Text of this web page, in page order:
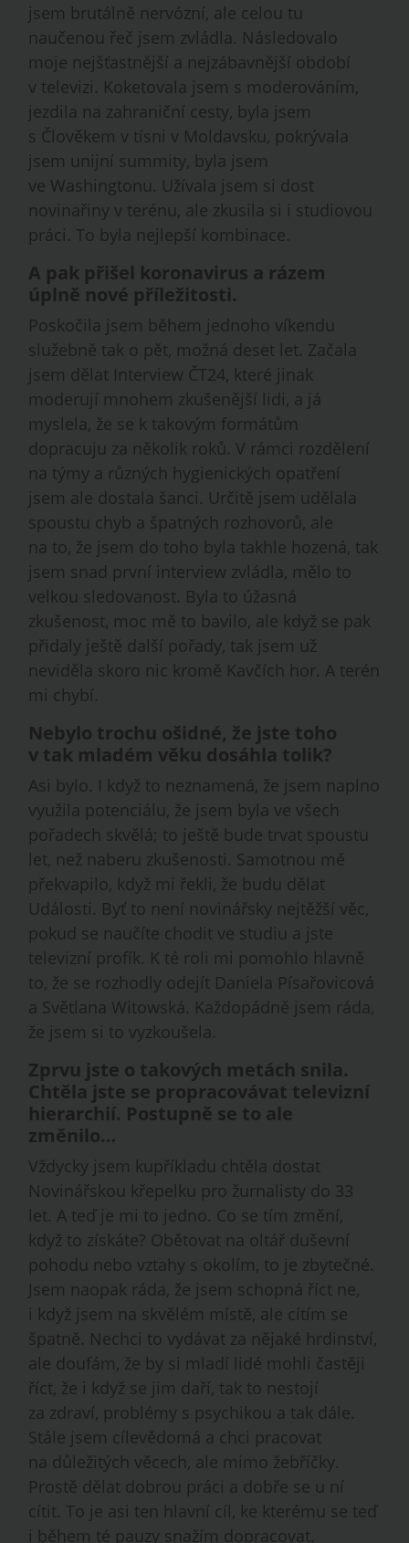
jsem brutálně nervózní, ale celou tu
naučenou řeč jsem zvládla. Následovalo
moje nejšťastnější a nejzábavnější období
v televizi. Koketovala jsem s moderováním,
jezdila na zahraniční cesty, byla jsem
s Člověkem v tísni v Moldavsku, pokrývala
jsem unijní summity, byla jsem
ve Washingtonu. Užívala jsem si dost
novinařiny v terénu, ale zkusila si i studiovou
práci. To byla nejlepší kombinace.
A pak přišel koronavirus a rázem
úplně nové příležitosti.
Poskočila jsem během jednoho víkendu
služebně tak o pět, možná deset let. Začala
jsem dělat Interview ČT24, které jinak
moderují mnohem zkušenější lidi, a já
myslela, že se k takovým formátům
dopracuju za několik roků. V rámci rozdělení
na týmy a různých hygienických opatření
jsem ale dostala šanci. Určitě jsem udělala
spoustu chyb a špatných rozhovorů, ale
na to, že jsem do toho byla takhle hozená, tak
jsem snad první interview zvládla, mělo to
velkou sledovanost. Byla to úžasná
zkušenost, moc mě to bavilo, ale když se pak
přidaly ještě další pořady, tak jsem už
neviděla skoro nic kromě Kavčích hor. A terén
mi chybí.
Nebylo trochu ošidné, že jste toho
v tak mladém věku dosáhla tolik?
Asi bylo. I když to neznamená, že jsem naplno
využila poten­ciálu, že jsem byla ve všech
pořadech skvělá; to ještě bude trvat spoustu
let, než naberu zkušenosti. Samotnou mě
překvapilo, když mi řekli, že budu dělat
Události. Byť to není novinářsky nejtěžší věc,
pokud se naučíte chodit ve studiu a jste
televizní profík. K té roli mi pomohlo hlavně
to, že se rozhodly odejít Daniela Písařovicová
a Světlana Witowská. Každopádně jsem ráda,
že jsem si to vyzkoušela.
Zprvu jste o takových metách snila.
Chtěla jste se propracovávat televizní
hierarchií. Postupně se to ale
změnilo…
Vždycky jsem kupříkladu chtěla dostat
Novinářskou křepelku pro žurnalisty do 33
let. A teď je mi to jedno. Co se tím změní,
když to získáte? Obětovat na oltář duševní
pohodu nebo vztahy s okolím, to je zbytečné.
Jsem naopak ráda, že jsem schopná říct ne,
i když jsem na skvělém místě, ale cítím se
špatně. Nechci to vydávat za nějaké hrdinství,
ale doufám, že by si mladí lidé mohli častěji
říct, že i když se jim daří, tak to nestojí
za zdraví, problémy s psychikou a tak dále.
Stále jsem cílevědomá a chci pracovat
na důležitých věcech, ale mimo žebříčky.
Prostě dělat dobrou práci a dobře se u ní
cítit. To je asi ten hlavní cíl, ke kterému se teď
i během té pauzy snažím dopracovat.